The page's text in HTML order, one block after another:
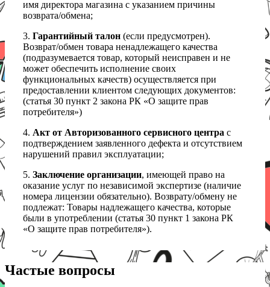
имя директора магазина с указанием причины
возврата/обмена;
3. Гарантийный талон (если предусмотрен).
Возврат/обмен товара ненадлежащего качества
(подразумевается товар, который неисправен и не
может обеспечить исполнение своих
функциональных качеств) осуществляется при
предоставлении клиентом следующих документов:
(статья 30 пункт 2 закона РК «О защите прав
потребителя»)
4. Акт от Авторизованного сервисного центра с
подтверждением заявленного дефекта и отсутствием
нарушений правил эксплуатации;
5. Заключение организации, имеющей право на
оказание услуг по независимой экспертизе (наличие
номера лицензии обязательно). Возврату/обмену не
подлежат: Товары надлежащего качества, которые
были в употреблении (статья 30 пункт 1 закона РК
«О защите прав потребителя»).
Частые вопросы